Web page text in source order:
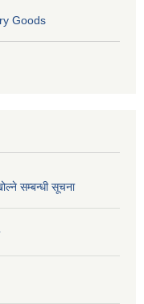
Goods
सम्बन्धी सूचना